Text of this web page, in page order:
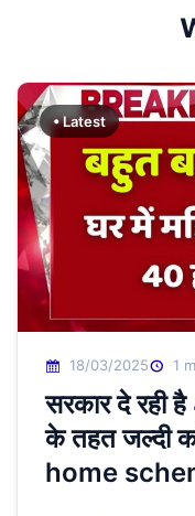
• Latest
18/03/2025 1
सरकार दे रही
के तहत जल्दी
home